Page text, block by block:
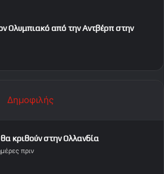
Ολυμπιακό από την Αντβέρπ στην
Δημοφιλής
κριθούν στην Ολλανδία
πριν